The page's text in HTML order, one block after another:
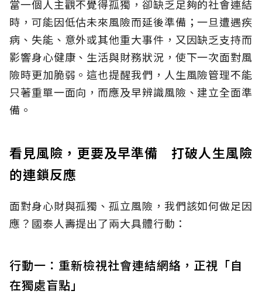
當一個人主觀不覺得孤獨，卻缺乏足夠的社會連結
時，可能因低估未來風險而延後準備；一旦遭遇疾
病、失能、意外或其他重大事件，又因缺乏支持而
影響身心健康、生活與財務狀況，使下一次面對風
險時更加脆弱。這也提醒我們，人生風險管理不能
只著重單一面向，而應及早辨識風險、建立全面準
備。
看見風險，更要及早準備 打破人生風險
的連鎖反應
面對身心財與孤獨、孤立風險，我們該如何做足因
應？國泰人壽提出了兩大具體行動：
行動一：重新檢視社會連結網絡，正視「自
在獨處盲點」